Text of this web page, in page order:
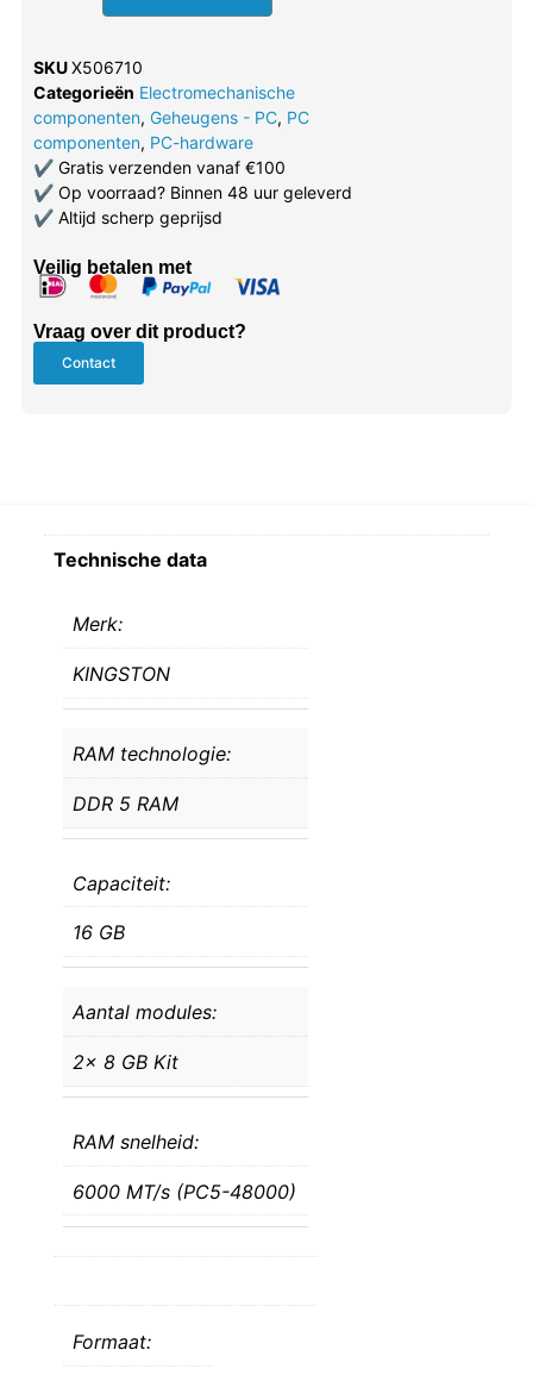
SKUX506710
Categorieën Electromechanische
componenten, Geheugens - PC, PC
componenten, PC-hardware
✔Gratis verzenden vanaf €100
✔Op voorraad? Binnen 48 uur geleverd
✔Altijd scherp geprijsd
Veilig betalen met
Vraag over dit product?
Contact
Technische data
Merk:
KINGSTON
RAM technologie:
DDR 5 RAM
Capaciteit:
16 GB
Aantal modules:
2x 8 GB Kit
RAM snelheid:
6000 MT/s (PC5-48000)
Formaat: